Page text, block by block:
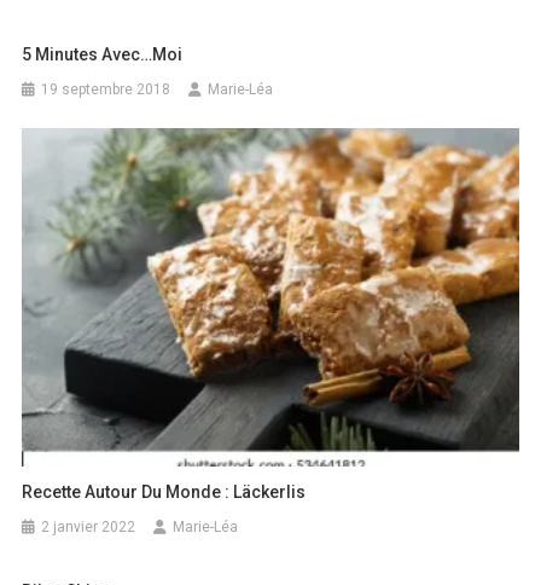
5 Minutes Avec…moi
19 septembre 2018 Marie-Léa
Recette Autour Du Monde : Läckerlis
2 janvier 2022 Marie-Léa